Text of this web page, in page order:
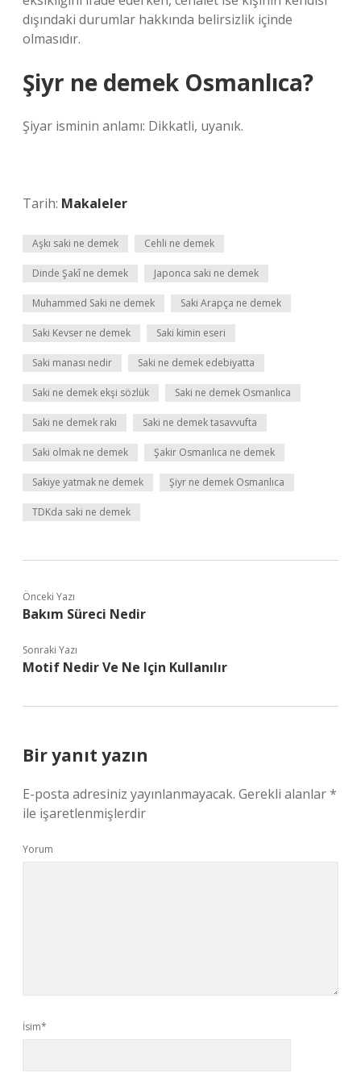
dışındaki durumlar hakkında belirsizlik içinde
olmasıdır.
Şiyr ne demek Osmanlıca?
Şiyar isminin anlamı: Dikkatli, uyanık.
Tarih: Makaleler
Aşkı saki ne demek Cehli ne demek
Dinde Şakî ne demek Japonca saki ne demek
Muhammed Saki ne demek Saki Arapça ne demek
Saki Kevser ne demek Saki kimin eseri
Saki manası nedir Saki ne demek edebiyatta
Saki ne demek ekşi sözlük Saki ne demek Osmanlıca
Saki ne demek rakı Saki ne demek tasavvufta
Saki olmak ne demek Şakir Osmanlıca ne demek
Sakiye yatmak ne demek Şiyr ne demek Osmanlıca
TDKda saki ne demek
Önceki Yazı
Bakım Süreci Nedir
Sonraki Yazı
Motif Nedir Ve Ne Için Kullanılır
Bir yanıt yazın
E-posta adresiniz yayınlanmayacak. Gerekli alanlar*
ile işaretlenmişlerdir
Yorum
İsim*